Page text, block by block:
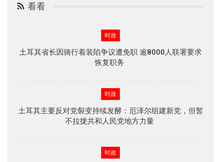
看看
时政
土耳其省长因骑行着装陷争议遭免职 逾8000人联署要求
恢复职务
时政
土耳其主要反对党裂变持续发酵：厄泽尔组建新党，但暂
不拉拢共和人民党地方力量
时政